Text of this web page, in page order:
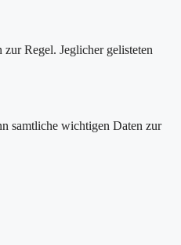
Regel. Jeglicher gelisteten
samtliche wichtigen Daten zur